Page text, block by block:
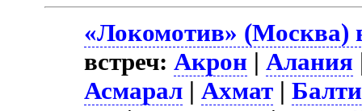
«Локомотив» (Москва)
встреч:Акрон |Алания
Асмарал |Ахмат |